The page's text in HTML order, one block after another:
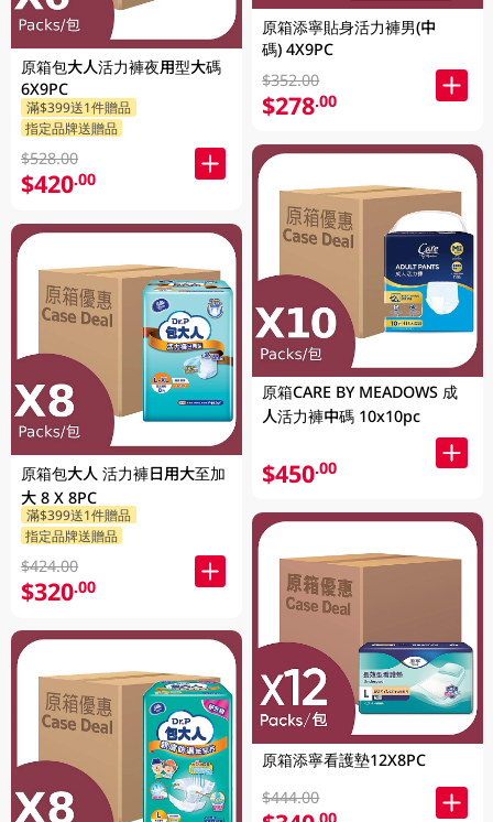
原箱包大人活力褲夜用型大碼
6X9PC
滿$399送1件贈品
指定品牌送贈品
$528.00
$420.00
原箱包大人 活力褲日用大至加
大 8 X 8PC
滿$399送1件贈品
指定品牌送贈品
$424.00
$320.00
原箱添寧貼身活力褲男(中
碼) 4X9PC
$352.00
$278.00
原箱CARE BY MEADOWS 成
人活力褲中碼 10x10pc
$450.00
原箱添寧看護墊12X8PC
$444.00